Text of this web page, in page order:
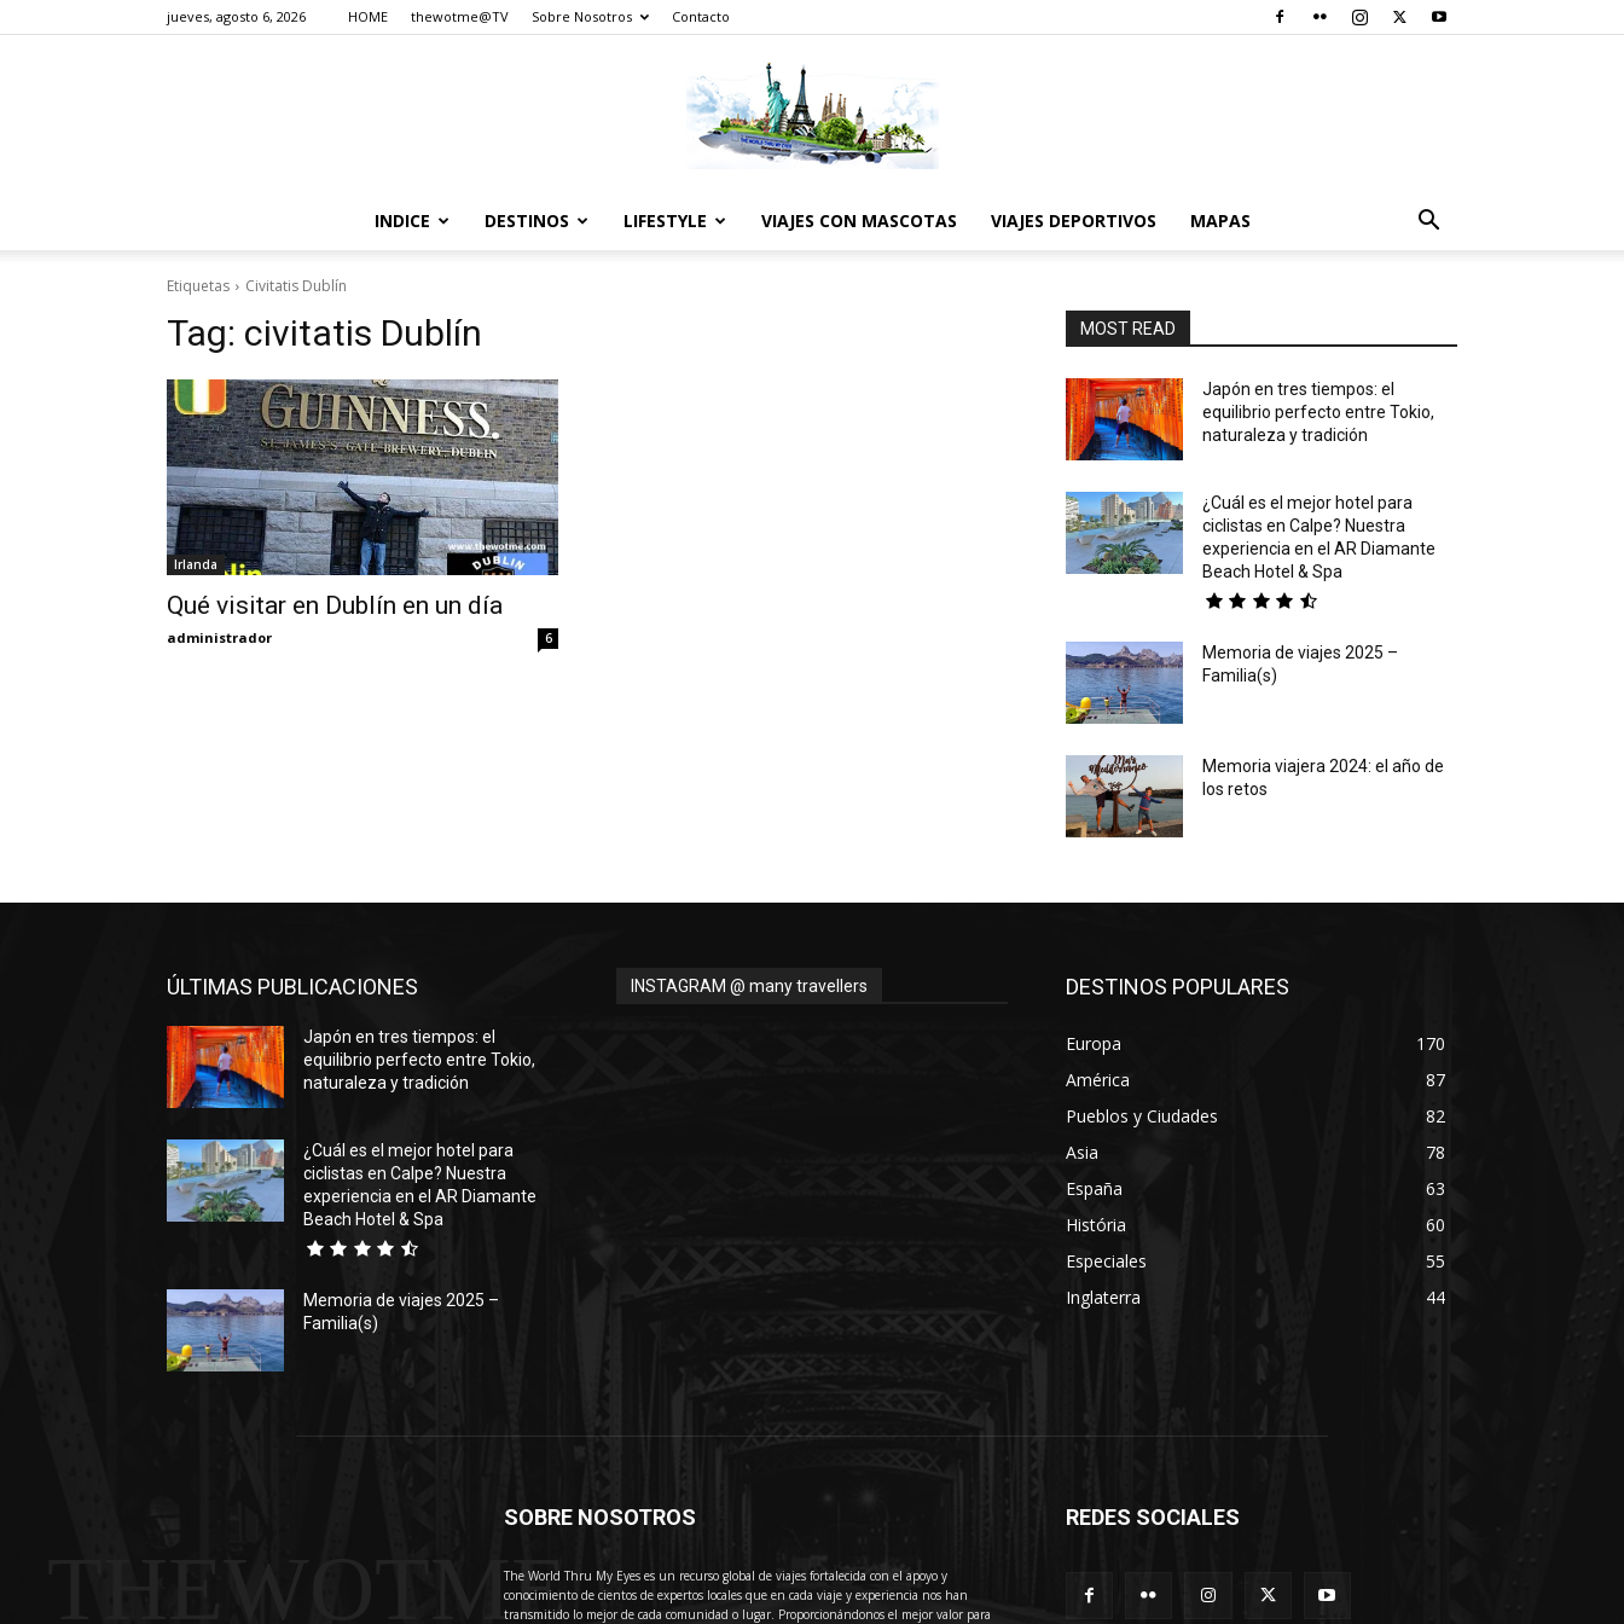
jueves, agosto 6, 2026 HOME thewotme@TV Sobre Nosotros Contacto
INDICE DESTINOS LIFESTYLE VIAJES CON MASCOTAS VIAJES DEPORTIVOS MAPAS
Etiquetas Civitatis Dublín
Tag: civitatis Dublín
Irlanda
Qué visitar en Dublín en un día
administrador 6
MOST READ
Japón en tres tiempos: el
equilibrio perfecto entre Tokio,
naturaleza y tradición
¿Cuál es el mejor hotel para
ciclistas en Calpe? Nuestra
experiencia en el AR Diamante
Beach Hotel & Spa
Memoria de viajes 2025 –
Familia(s)
Memoria viajera 2024: el año de
los retos
ÚLTIMAS PUBLICACIONES
Japón en tres tiempos: el
equilibrio perfecto entre Tokio,
naturaleza y tradición
¿Cuál es el mejor hotel para
ciclistas en Calpe? Nuestra
experiencia en el AR Diamante
Beach Hotel & Spa
Memoria de viajes 2025 –
Familia(s)
INSTAGRAM @ many travellers DESTINOS POPULARES
Europa
170
América
87
Pueblos y Ciudades
82
Asia
78
España
63
História
60
Especiales
55
Inglaterra
44
THEWOTME
SOBRE NOSOTROS
The World Thru My Eyes es un recurso global de viajes fortalecida con el apoyo y
conocimiento de cientos de expertos locales que en cada viaje y experiencia nos han
transmitido lo mejor de cada comunidad o lugar. Proporcionándonos el mejor valor para
REDES SOCIALES